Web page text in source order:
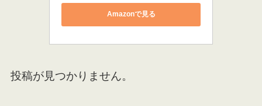
Amazonで見る
投稿が見つかりません。